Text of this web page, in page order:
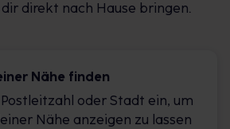
dir direkt nach Hause bringen.
Nähe finden
oder Stadt ein, um
Nähe anzeigen zu lassen